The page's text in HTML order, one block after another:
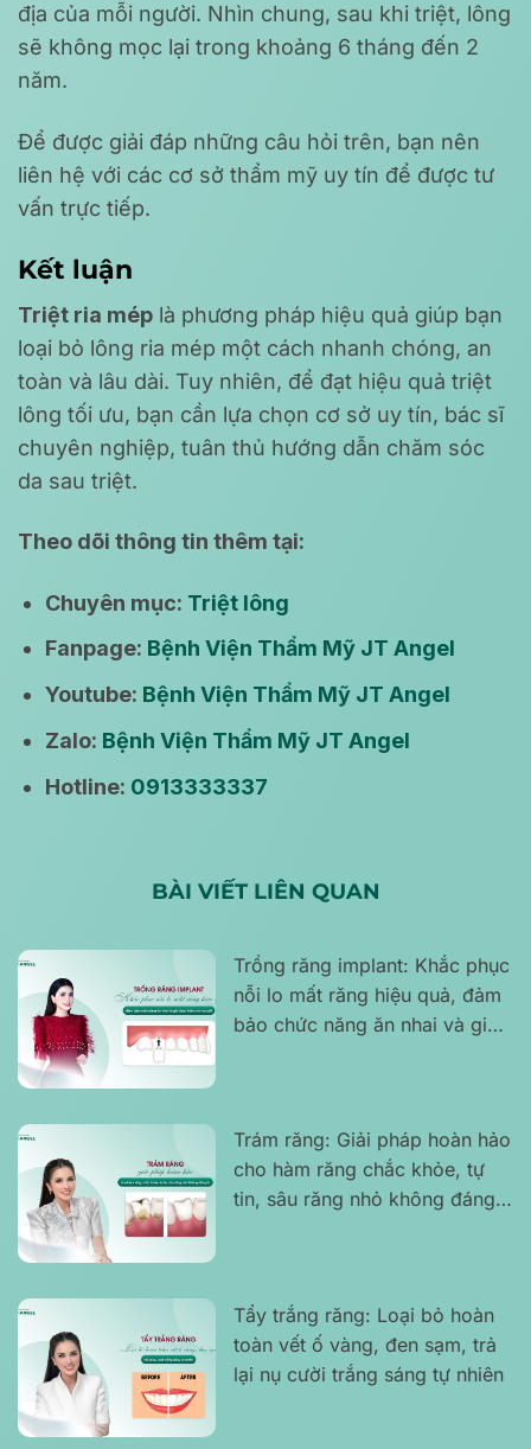
địa của mỗi người. Nhìn chung, sau khi triệt, lông
sẽ không mọc lại trong khoảng 6 tháng đến 2
năm.
Để được giải đáp những câu hỏi trên, bạn nên
liên hệ với các cơ sở thẩm mỹ uy tín để được tư
vấn trực tiếp.
Kết luận
Triệt ria mép là phương pháp hiệu quả giúp bạn
loại bỏ lông ria mép một cách nhanh chóng, an
toàn và lâu dài. Tuy nhiên, để đạt hiệu quả triệt
lông tối ưu, bạn cần lựa chọn cơ sở uy tín, bác sĩ
chuyên nghiệp, tuân thủ hướng dẫn chăm sóc
da sau triệt.
Theo dõi thông tin thêm tại:
Chuyên mục: Triệt lông
Fanpage: Bệnh Viện Thẩm Mỹ JT Angel
Youtube: Bệnh Viện Thẩm Mỹ JT Angel
Zalo: Bệnh Viện Thẩm Mỹ JT Angel
Hotline: 0913333337
BÀI VIẾT LIÊN QUAN
Trồng răng implant: Khắc phục
nỗi lo mất răng hiệu quả, đảm
bảo chức năng ăn nhai và giữ
Trám răng: Giải pháp hoàn hảo
cho hàm răng chắc khỏe, tự
tin, sâu răng nhỏ không đáng
Tẩy trắng răng: Loại bỏ hoàn
toàn vết ố vàng, đen sạm, trả
lại nụ cười trắng sáng tự nhiên